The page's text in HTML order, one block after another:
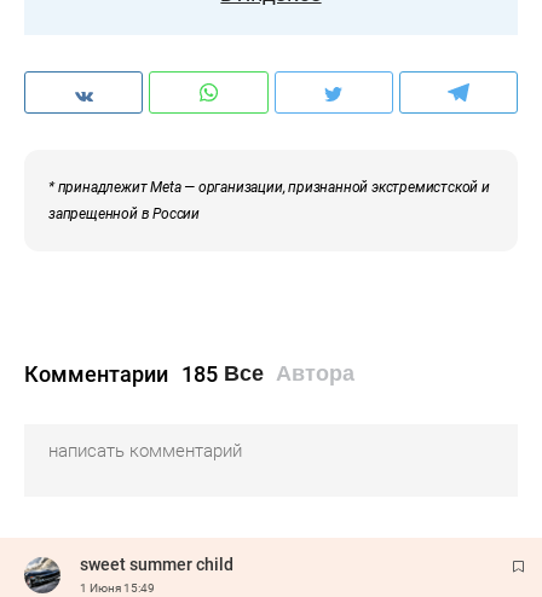
* принадлежит Meta — организации, признанной экстремистской и
запрещенной в России
Комментарии 185 Все Автора
sweet summer child
1 Июня15:49